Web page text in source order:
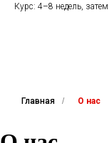
Курс: 4–8 недель,
Главная / О нас